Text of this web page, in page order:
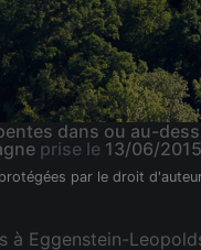
dans ou au-
prise le 13/06/2015
par le droit
à Eggenstein-